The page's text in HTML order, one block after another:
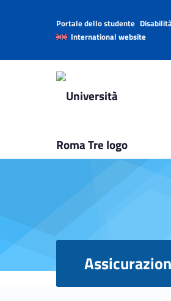
L’Università degli Studi Roma Tre è un’università giovane e per giovani, è nata nel 1992 ed è rapidamente cresciuta sia in termini di studenti che di corsi di studio offerti. Sono attivi 13 dipartimenti che offrono corsi di Laurea, Laurea magistrale, Master, Corsi di perfezionamento, Dottorati di ricerca e Scuole di specializzazione
Header info sidebar
Portale dello studente
International website